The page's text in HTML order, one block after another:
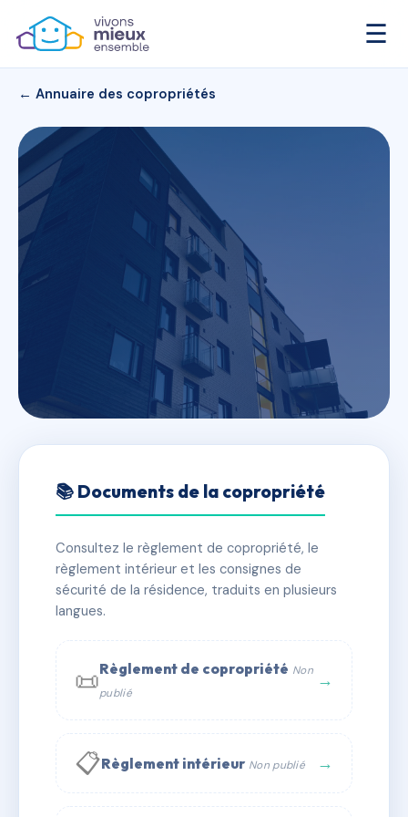
☰
← Annuaire des copropriétés
RESIDENCE 3 RUE DANTE
✓ Immatriculée 🏠 77 lots 🏗 1 bâtiment(s)
📞 Contacter Syndic Digital
📚 Documents de la copropriété
Consultez le règlement de copropriété, le
règlement intérieur et les consignes de
sécurité de la résidence, traduits en plusieurs
langues.
📜Règlement de copropriété Non
publié
→
📋Règlement intérieur Non publié →